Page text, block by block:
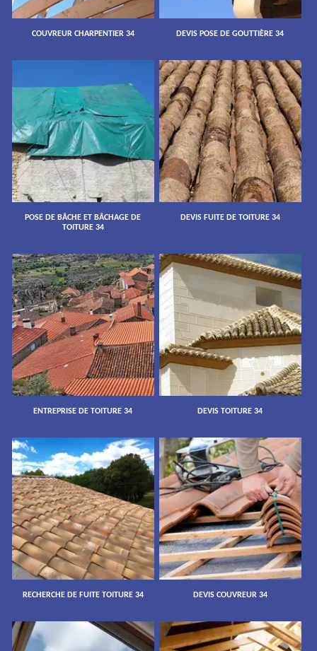
COUVREUR CHARPENTIER 34 DEVIS POSE DE GOUTTIÈRE 34
POSE DE BÂCHE ET BÂCHAGE DE
TOITURE 34
DEVIS FUITE DE TOITURE 34
ENTREPRISE DE TOITURE 34 DEVIS TOITURE 34
RECHERCHE DE FUITE TOITURE 34 DEVIS COUVREUR 34